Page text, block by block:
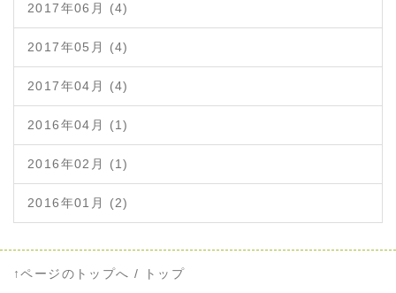
2017年06月 (4)
2017年05月 (4)
2017年04月 (4)
2016年04月 (1)
2016年02月 (1)
2016年01月 (2)
↑ページのトップへ / トップ